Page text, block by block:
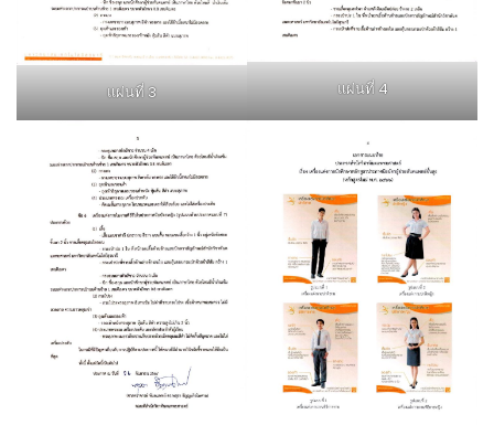
แผ่นที่ 3 แผ่นที่ 4